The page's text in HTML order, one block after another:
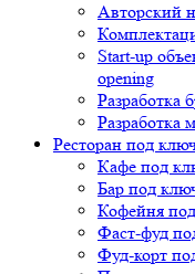
Авторский
Start-up
opening
Разработка
Разработка
Ресторан под
Кафе под
Бар под
Кофейня
Фаст-фуд
Фуд-корт